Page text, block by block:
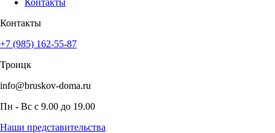
Контакты
+7 (985) 162-55-87
Троицк
info@bruskov-doma.ru
Пн - Вс с 9.00 до 19.00
Наши представительства